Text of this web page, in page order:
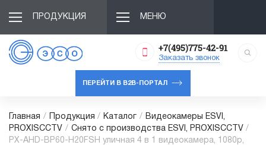
ПРОДУКЦИЯ МЕНЮ
+7(495)775-42-91
Заказать звонок
ПЕРЕЙТИ В B2B-ПОРТАЛ
Главная / Продукция / Каталог /
Видеокамеры ESVI,
PROXISCCTV / Снято с производства ESVI, PROXISCCTV /
PX-AHD-BP60-H20FSH уличная 4 в 1 видеокамера, 1080p,